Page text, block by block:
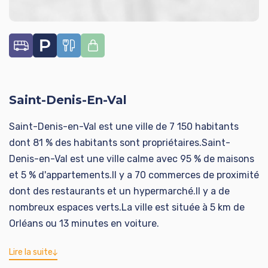
- Chaudière à gaz à condensation Viessmann 2015
- Taxe foncière 1717 €
Virginie QUEINEC Tel 06 08 33 79 68
Classe énergie D, Classe climat D Montant estimé des
dépenses annuelles d'énergie pour un usage standard :
entre 2280.00 € et 3140.00 € sur les années 2021,
2022 et 2023 (abonnements compris). Les
informations sur les risques auxquels ce bien est
exposé sont disponibles sur le site Géorisques :
georisques.gouv.fr.
Votre conseiller ADVICIM Réseau immobilier : Virginie
Saint-Denis-En-Val
Saint-Denis-en-Val est une ville de 7 150 habitants
dont 81 % des habitants sont propriétaires.Saint-
Denis-en-Val est une ville calme avec 95 % de maisons
et 5 % d'appartements.Il y a 70 commerces de proximité
dont des restaurants et un hypermarché.Il y a de
nombreux espaces verts.La ville est située à 5 km de
Orléans ou 13 minutes en voiture.
Lire la suite